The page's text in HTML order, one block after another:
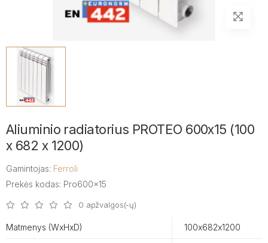
Aliuminio radiatorius PROTEO 600x15 (100
x 682 x 1200)
Gamintojas: Ferroli
Prekės kodas: Pro600x15
0 apžvalgos(-ų)
Matmenys (WxHxD) 100х682х1200